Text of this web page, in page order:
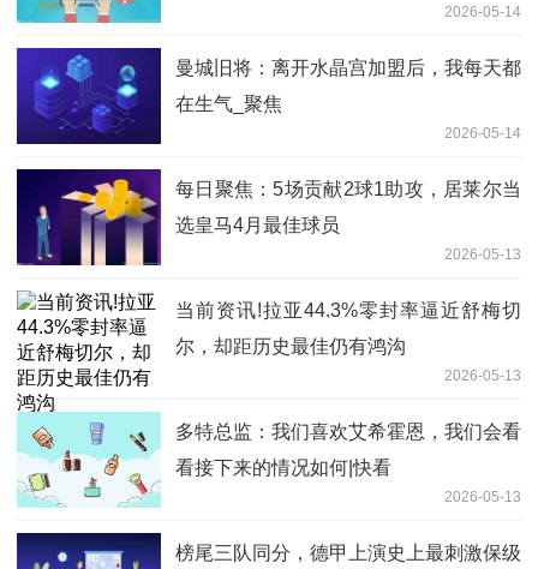
2026-05-14
曼城旧将：离开水晶宫加盟后，我每天都
在生气_聚焦
2026-05-14
每日聚焦：5场贡献2球1助攻，居莱尔当
选皇马4月最佳球员
2026-05-13
当前资讯!拉亚44.3%零封率逼近舒梅切
尔，却距历史最佳仍有鸿沟
2026-05-13
多特总监：我们喜欢艾希霍恩，我们会看
看接下来的情况如何|快看
2026-05-13
榜尾三队同分，德甲上演史上最刺激保级